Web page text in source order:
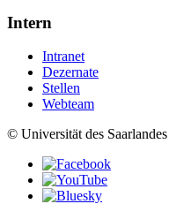
Intern
Intranet
Dezernate
Stellen
Webteam
© Universität des Saarlandes